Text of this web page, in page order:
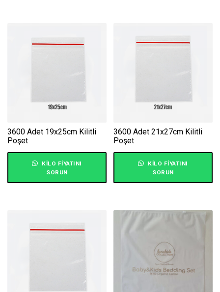
3600 Adet 19x25cm Kilitli
Poşet
KILO FIYATINI
SORUN
3600 Adet 21x27cm Kilitli
Poşet
KILO FIYATINI
SORUN